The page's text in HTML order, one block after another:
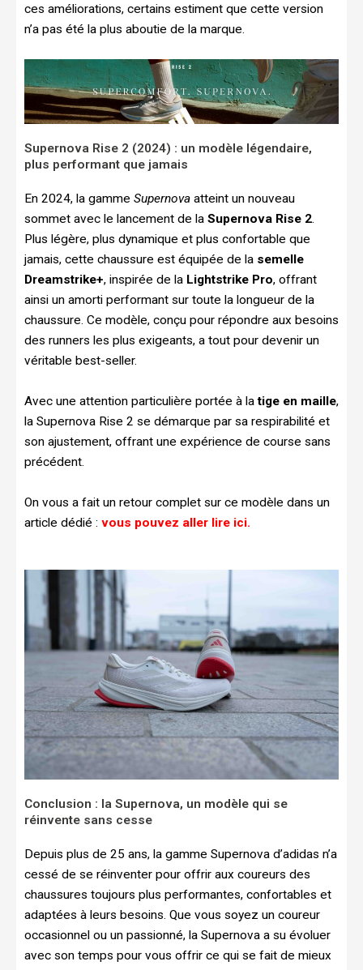
ces améliorations, certains estiment que cette version
n’a pas été la plus aboutie de la marque.
Supernova Rise 2 (2024) : un modèle légendaire,
plus performant que jamais
En 2024, la gamme Supernova atteint un nouveau
sommet avec le lancement de la Supernova Rise 2.
Plus légère, plus dynamique et plus confortable que
jamais, cette chaussure est équipée de la semelle
Dreamstrike+, inspirée de la Lightstrike Pro, offrant
ainsi un amorti performant sur toute la longueur de la
chaussure. Ce modèle, conçu pour répondre aux besoins
des runners les plus exigeants, a tout pour devenir un
véritable best-seller.
Avec une attention particulière portée à latige en maille,
la Supernova Rise 2 se démarque par sa respirabilité et
son ajustement, offrant une expérience de course sans
précédent.
On vous a fait un retour complet sur ce modèle dans un
article dédié : vous pouvez aller lire ici.
Conclusion : la Supernova, un modèle qui se
réinvente sans cesse
Depuis plus de 25 ans, la gamme Supernova d’adidas n’a
cessé de se réinventer pour offrir aux coureurs des
chaussures toujours plus performantes, confortables et
adaptées à leurs besoins. Que vous soyez un coureur
occasionnel ou un passionné, la Supernova a su évoluer
avec son temps pour vous offrir ce qui se fait de mieux